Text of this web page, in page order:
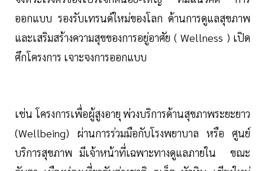
ออกแบบ รองรับเทรนด์ใหม่ของโลก ด้านการดูแลสุขภาพ
และเสริมสร้างความสุขของการอยู่อาศัย ( Wellness ) เปิด
ศึกโครงการ เจาะจงการออกแบบ
เช่น โครงการเพื่อผู้สูงอายุ พ่วงบริการด้านสุขภาพระยะยาว
(Wellbeing) ผ่านการร่วมมือกับโรงพยาบาล หรือ ศูนย์
บริการสุขภาพ มีเจ้าหน้าที่เฉพาะทางดูแลภายใน ขณะ